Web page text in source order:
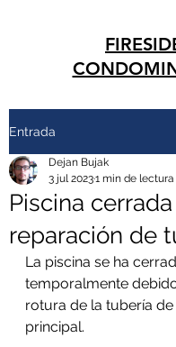
Entrada
Piscina
reparación de
Dejan Bujak
3 jul 20231 min de lectura
La piscina se ha
temporalmente
rotura de la tubería
principal.